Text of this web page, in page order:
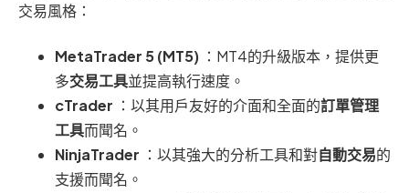
交易風格：
MetaTrader 5 (MT5) ：MT4的升級版本，提供更
多交易工具並提高執行速度。
cTrader ：以其用戶友好的介面和全面的訂單管理
工具而聞名。
NinjaTrader ：以其強大的分析工具和對自動交易的
支援而聞名。